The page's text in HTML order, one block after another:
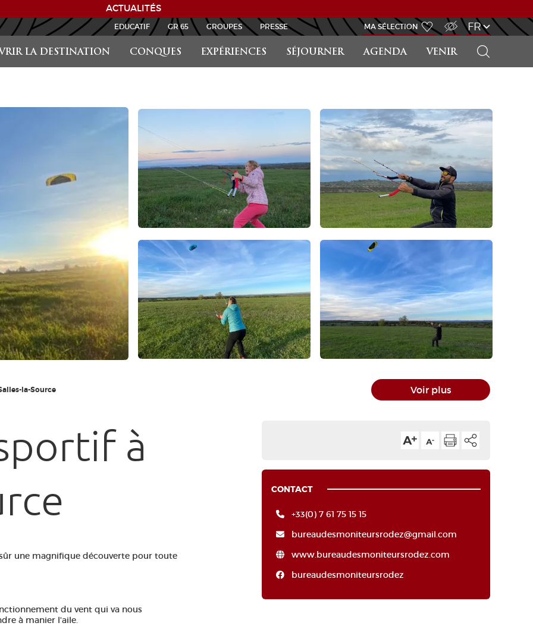
ACTUALITÉS
LA DESTINATION CONQUES EXPÉRIENCES SÉJOURNER AGENDA VENIR
EDUCATIF GR 65 GROUPES PRESSE MA SÉLECTION FR
la-Source Voir plus
à
une magnifique découverte pour toute
du vent qui va nous
à manier l'aile.
CONTACT
+33(0) 7 61 75 15 15
bureaudesmoniteursrodez@gmail.com
www.bureaudesmoniteursrodez.com
bureaudesmoniteursrodez